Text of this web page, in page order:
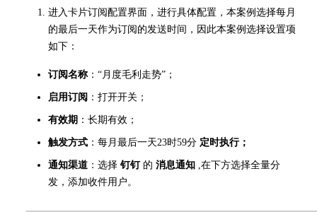
进入卡片订阅配置界面，进行具体配置，本案例选择每月
的最后一天作为订阅的发送时间，因此本案例选择设置项
如下：
订阅名称 ：“月度毛利走势”；
启用订阅 ：打开开关；
有效期 ：长期有效；
触发方式 ：每月最后一天23时59分 定时执行；
通知渠道 ：选择 钉钉的 消息通知 ,在下方选择全量分
发，添加收件用户。